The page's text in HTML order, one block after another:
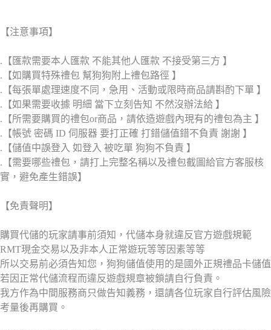
【注意事項】
.【匯款需要本人匯款 不能其他人匯款 不接受第三方 】
.【如購買特殊禮包 幫狗狗附上禮包路徑 】
.【每張單處理速度不同，急用、活動或限時商品請斟酌下單 】
.【如果需要收據 明細 當下立刻告知 不然沒辦法給 】
.【所需要購買的禮包or商品，請依造遊戲內現有的禮包為主 】
.【帳號 密碼 ID 伺服器 要打正確 打錯儲值錯不負責 謝謝 】
.【儲值中誤登入 如登入 被吃單 狗狗不負責 】
.【需要哪些禮包，請打上完整名稱以及禮包截圖給官方客服核
實，避免產生錯誤】
【免責聲明】
購買代儲的玩家請事前須知，代儲本身就違反官方遊戲規範
RMT現金交易以及非本人正常遊玩等等因素等等
所以交易前必須告知您，狗狗儲值使用的是國外正規禮品卡儲值
若因正常代儲流程而違反遊戲規章被鎖請自行負責。
我方作為中間服務商只做告知義務，還請各位玩家自行評估風險
考量後再購買。